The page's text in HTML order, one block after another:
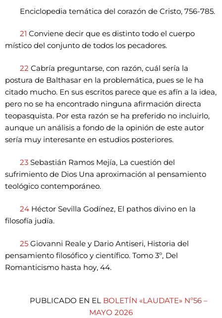
Enciclopedia temática del corazón de Cristo, 756-785.
21 Conviene decir que es distinto todo el cuerpo
místico del conjunto de todos los pecadores.
22 Cabría preguntarse, con razón, cuál sería la
postura de Balthasar en la problemática, pues se le ha
citado mucho. En sus escritos parece que es afín a la idea,
pero no se ha encontrado ninguna afirmación directa
teopasquista. Por esta razón se ha preferido no incluirlo,
aunque un análisis a fondo de la opinión de este autor
sería muy interesante en estudios posteriores.
23 Sebastián Ramos Mejía, La cuestión del
sufrimiento de Dios Una aproximación al pensamiento
teológico contemporáneo.
24 Héctor Sevilla Godínez, El pathos divino en la
filosofía judía.
25 Giovanni Reale y Dario Antiseri, Historia del
pensamiento filosófico y científico. Tomo 3º, Del
Romanticismo hasta hoy, 44.
PUBLICADO EN EL BOLETÍN «LAUDATE» Nº56 –
MAYO 2026